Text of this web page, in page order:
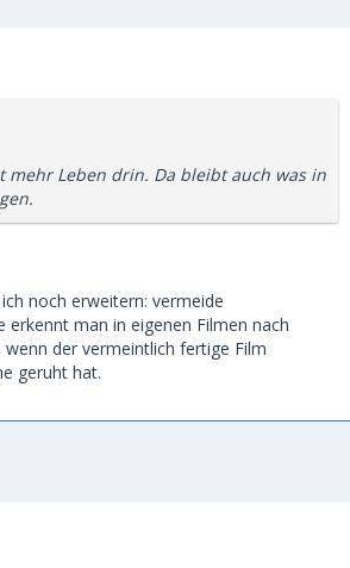
mehr Leben drin. Da bleibt auch was in
noch erweitern: vermeide
erkennt man in eigenen Filmen nach
der vermeintlich fertige Film
geruht hat.